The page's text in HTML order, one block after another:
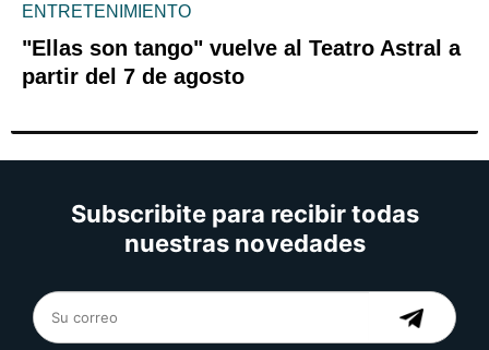
ENTRETENIMIENTO
"Ellas son tango" vuelve al Teatro Astral a
partir del 7 de agosto
Subscribite para recibir todas
nuestras novedades